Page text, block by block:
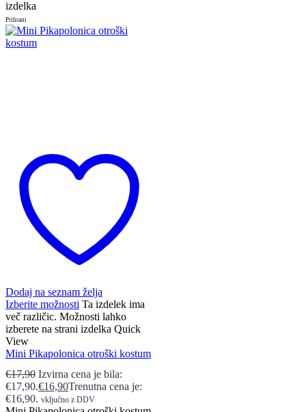
izdelka
Prihrani
Dodaj na seznam želja
Izberite možnosti Ta izdelek ima
več različic. Možnosti lahko
izberete na strani izdelka Quick
View
Mini Pikapolonica otroški kostum
€17,90 Izvirna cena je bila:
€17,90.€16,90Trenutna cena je:
€16,90. vključno z DDV